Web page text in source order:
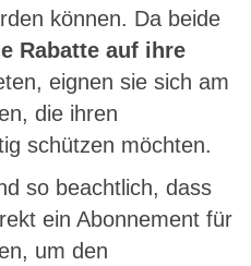
können. Da beide
Rabatte auf ihre
eignen sie sich am
die ihren
schützen möchten.
so beachtlich, dass
ein Abonnement für
um den